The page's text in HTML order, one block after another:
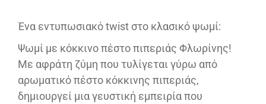
Ένα εντυπωσιακό twist στο κλασικό ψωμί:
Ψωμί με κόκκινο πέστο πιπεριάς Φλωρίνης!
Με αφράτη ζύμη που τυλίγεται γύρω από
αρωματικό πέστο κόκκινης πιπεριάς,
δημιουργεί μια γευστική εμπειρία που